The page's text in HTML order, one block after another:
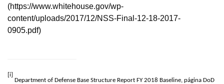
(https://www.whitehouse.gov/wp-
content/uploads/2017/12/NSS-Final-12-18-2017-
[i]
Department of Defense Base Structure Report FY 2018 Baseline, página DoD